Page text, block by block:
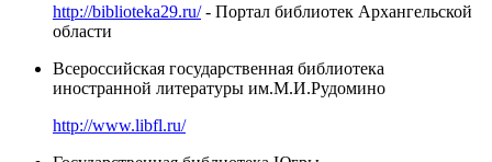
http://biblioteka29.ru/- Портал библиотек Архангельской
области
Всероссийская государственная библиотека
иностранной литературы им.М.И.Рудомино
http://www.libfl.ru/